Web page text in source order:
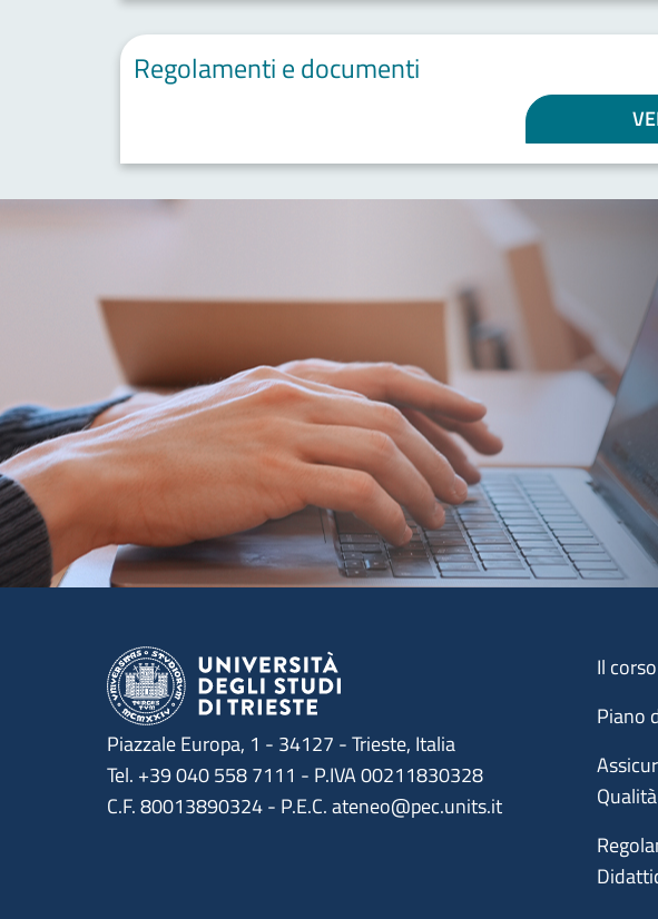
Regolamenti e documenti
Piazzale Europa, 1 - 34127 - Trieste, Italia
Tel. +39 040 558 7111 - P.IVA 00211830328
C.F. 80013890324 - P.E.C. ateneo@pec.units.it
MenuIl corso
Piano